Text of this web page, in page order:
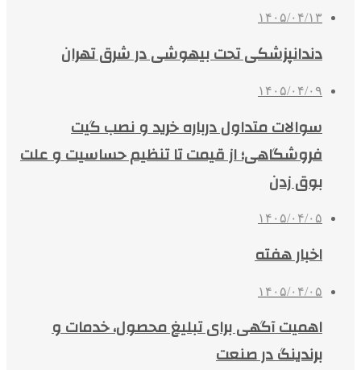
۱۴۰۵/۰۴/۱۳
دندانپزشکی تحت بیهوشی در شرق تهران
۱۴۰۵/۰۴/۰۹
سوالات متداول درباره خرید و نصب گیت
فروشگاهی؛ از قیمت تا تنظیم حساسیت و علت
بوق زدن
۱۴۰۵/۰۴/۰۵
اخبار هفته
۱۴۰۵/۰۴/۰۵
اهمیت آگهی برای تبلیغ محصول، خدمات و
برندینگ در صنعت